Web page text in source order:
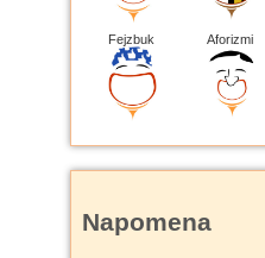
Fejzbuk Aforizmi
Napomena